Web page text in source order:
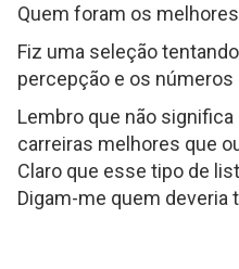
Quem foram os
Fiz uma seleção
percepção e os
Lembro que não
carreiras melhores que
Claro que esse tipo de
Digam-me quem deveria